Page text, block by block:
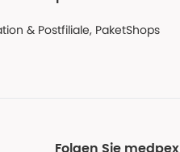
& Postfiliale, PaketShops
Folgen Sie medpex